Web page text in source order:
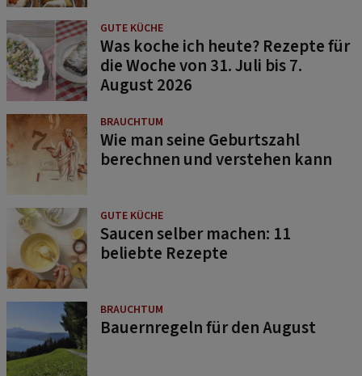
GUTE KÜCHE
Was koche ich heute? Rezepte für
die Woche von 31. Juli bis 7.
August 2026
BRAUCHTUM
Wie man seine Geburtszahl
berechnen und verstehen kann
GUTE KÜCHE
Saucen selber machen: 11
beliebte Rezepte
BRAUCHTUM
Bauernregeln für den August